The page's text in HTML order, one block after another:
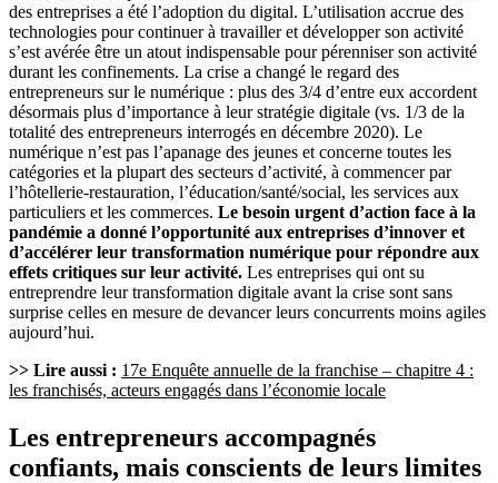
des entreprises a été l’adoption du digital. L’utilisation accrue des
technologies pour continuer à travailler et développer son activité
s’est avérée être un atout indispensable pour pérenniser son activité
durant les confinements. La crise a changé le regard des
entrepreneurs sur le numérique : plus des 3/4 d’entre eux accordent
désormais plus d’importance à leur stratégie digitale (vs. 1/3 de la
totalité des entrepreneurs interrogés en décembre 2020). Le
numérique n’est pas l’apanage des jeunes et concerne toutes les
catégories et la plupart des secteurs d’activité, à commencer par
l’hôtellerie-restauration, l’éducation/santé/social, les services aux
particuliers et les commerces. Le besoin urgent d’action face à la
pandémie a donné l’opportunité aux entreprises d’innover et
d’accélérer leur transformation numérique pour répondre aux
effets critiques sur leur activité. Les entreprises qui ont su
entreprendre leur transformation digitale avant la crise sont sans
surprise celles en mesure de devancer leurs concurrents moins agiles
aujourd’hui.
>> Lire aussi : 17e Enquête annuelle de la franchise – chapitre 4 :
les franchisés, acteurs engagés dans l’économie locale
Les entrepreneurs accompagnés
confiants, mais conscients de leurs limites